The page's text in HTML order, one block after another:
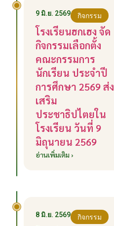
9 มิ.ย. 2569 กิจกรรม
โรงเรียนฮกเฮง จัด
กิจกรรมเลือกตั้ง
คณะกรรมการ
นักเรียน ประจำปี
การศึกษา 2569 ส่ง
เสริม
ประชาธิปไตยใน
โรงเรียน วันที่ 9
มิถุนายน 2569
อ่านเพิ่มเติม ›
8 มิ.ย. 2569 กิจกรรม